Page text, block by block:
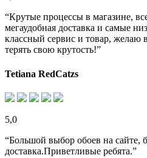
“Крутые процессы в магазине,
мегаудобная доставка и самые
классный сервис и товар, желаю
терять свою крутость!”
Tetiana RedCatzs
5,0
“Большой выбор обоев на сайте,
доставка.Приветливые ребята.”